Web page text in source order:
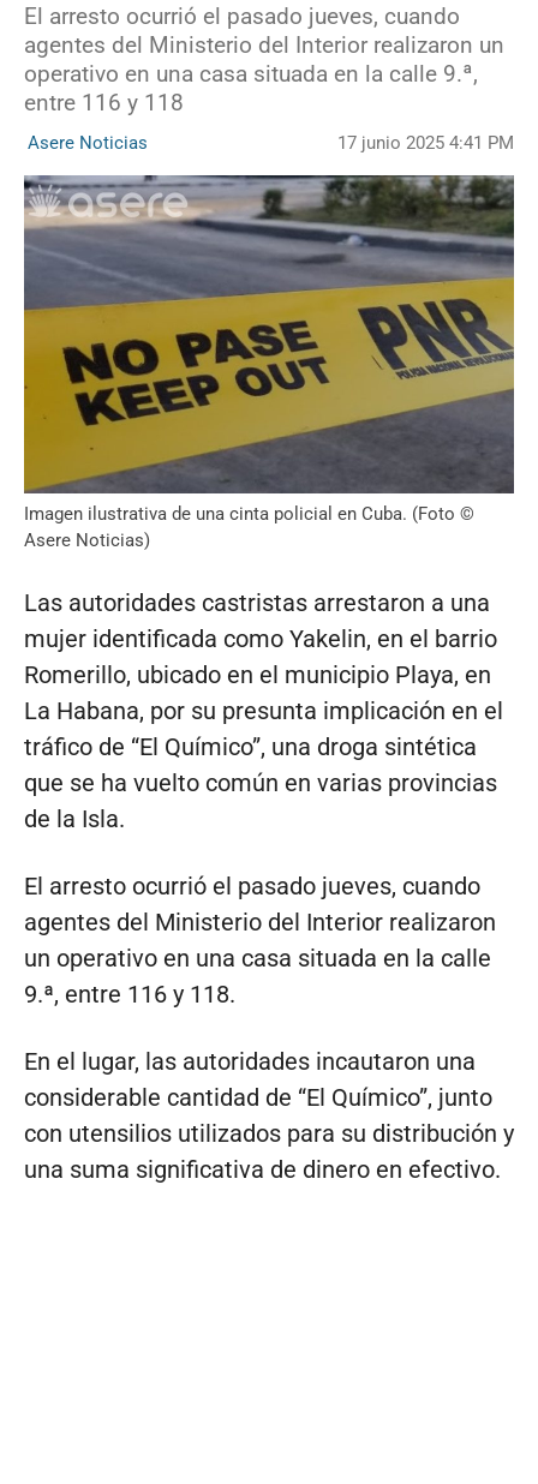
El arresto ocurrió el pasado jueves, cuando
agentes del Ministerio del Interior realizaron un
operativo en una casa situada en la calle 9.ª,
entre 116 y 118
Asere Noticias 17 junio 2025 4:41 PM
Imagen ilustrativa de una cinta policial en Cuba. (Foto ©
Asere Noticias)
Las autoridades castristas arrestaron a una
mujer identificada como Yakelin, en el barrio
Romerillo, ubicado en el municipio Playa, en
La Habana, por su presunta implicación en el
tráfico de “El Químico”, una droga sintética
que se ha vuelto común en varias provincias
de la Isla.
El arresto ocurrió el pasado jueves, cuando
agentes del Ministerio del Interior realizaron
un operativo en una casa situada en la calle
9.ª, entre 116 y 118.
En el lugar, las autoridades incautaron una
considerable cantidad de “El Químico”, junto
con utensilios utilizados para su distribución y
una suma significativa de dinero en efectivo.